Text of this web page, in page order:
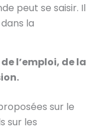
peut se saisir. Il
la
l’emploi, de la
sur le
sur les